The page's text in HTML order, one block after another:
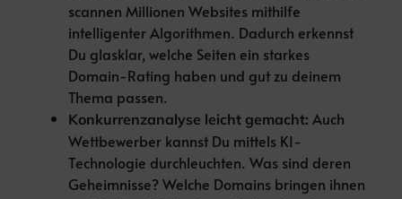
scannen Millionen Websites mithilfe
intelligenter Algorithmen. Dadurch erkennst
Du glasklar, welche Seiten ein starkes
Domain-Rating haben und gut zu deinem
Thema passen.
Konkurrenzanalyse leicht gemacht: Auch
Wettbewerber kannst Du mittels KI-
Technologie durchleuchten. Was sind deren
Geheimnisse? Welche Domains bringen ihnen